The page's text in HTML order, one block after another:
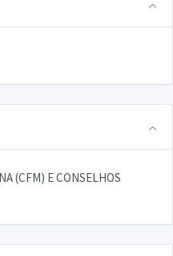
(CFM) E CONSELHOS